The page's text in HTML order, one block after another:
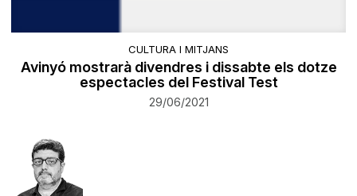
CULTURA I MITJANS
Avinyó mostrarà divendres i dissabte els dotze
espectacles del Festival Test
29/06/2021